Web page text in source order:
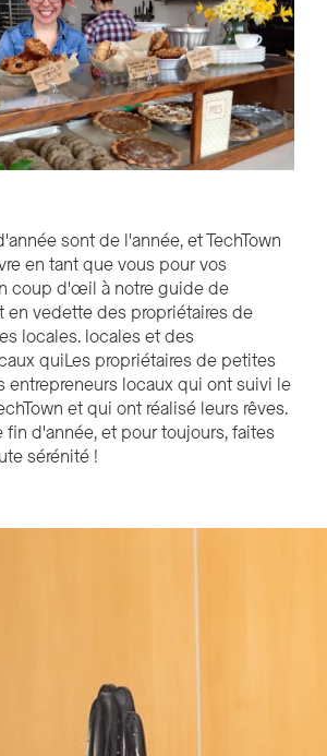
sontde l'année,et TechTown
en tant quevous pour vos
coup d'œil à notre guide de
en vedette des propriétaires de
locales. localeset des
quiLes propriétaires de petites
entrepreneurs locaux qui ont suivi le
et qui ont réalisé leurs rêves.
fin d'année, et pour toujours, faites
sérénité !